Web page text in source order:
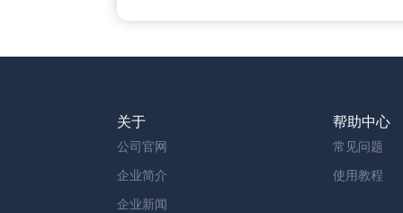
关于
公司官网
企业简介
企业新闻
帮助中心
常见问题
使用教程